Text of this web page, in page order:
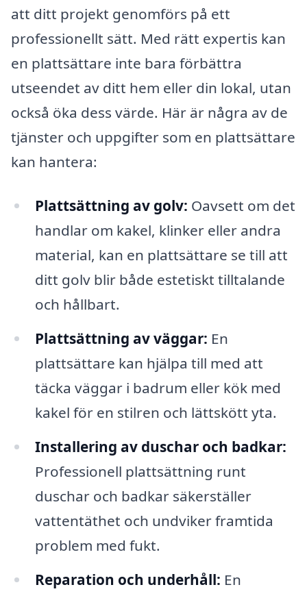
att ditt projekt genomförs på ett
professionellt sätt. Med rätt expertis kan
en plattsättare inte bara förbättra
utseendet av ditt hem eller din lokal, utan
också öka dess värde. Här är några av de
tjänster och uppgifter som en plattsättare
kan hantera:
Plattsättning av golv: Oavsett om det
handlar om kakel, klinker eller andra
material, kan en plattsättare se till att
ditt golv blir både estetiskt tilltalande
och hållbart.
Plattsättning av väggar: En
plattsättare kan hjälpa till med att
täcka väggar i badrum eller kök med
kakel för en stilren och lättskött yta.
Installering av duschar och badkar:
Professionell plattsättning runt
duschar och badkar säkerställer
vattentäthet och undviker framtida
problem med fukt.
Reparation och underhåll: En